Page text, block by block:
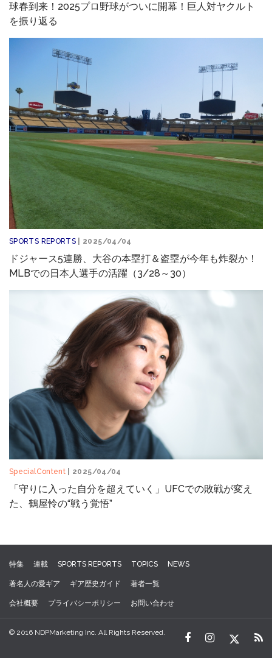
球春到来！2025プロ野球がついに開幕！巨人対ヤクルト
を振り返る
SPORTS REPORTS | 2025/04/04
ドジャース5連勝、大谷の本塁打＆盗塁が今年も炸裂か！
MLBでの日本人選手の活躍（3/28～30）
SpecialContent | 2025/04/04
「守りに入った自分を超えていく」UFCでの敗戦が変え
た、鶴屋怜の“戦う覚悟”
特集 連載 SPORTS REPORTS TOPICS NEWS
著名人の愛ギア ギア歴史ガイド 著者一覧
会社概要 プライバシーポリシー お問い合わせ
© 2016 NDPMarketing Inc. All Rights Reserved.